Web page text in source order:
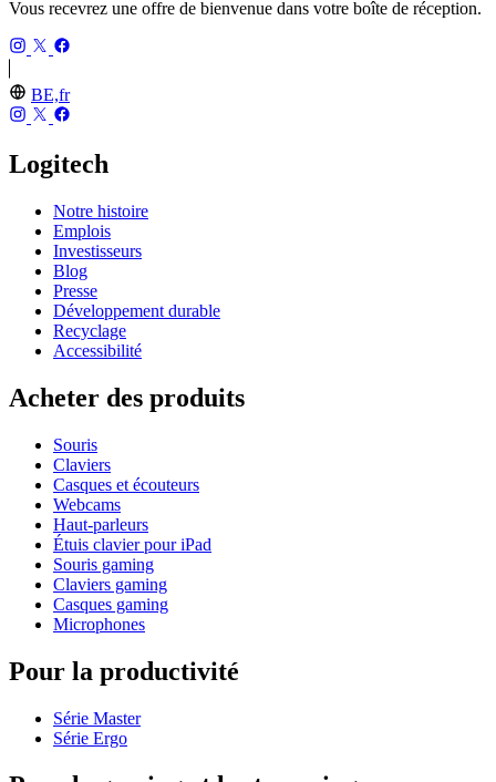
Vous recevrez une offre de bienvenue dans votre boîte de réception.
BE,fr
Logitech
Notre histoire
Emplois
Investisseurs
Blog
Presse
Développement durable
Recyclage
Accessibilité
Acheter des produits
Souris
Claviers
Casques et écouteurs
Webcams
Haut-parleurs
Étuis clavier pour iPad
Souris gaming
Claviers gaming
Casques gaming
Microphones
Pour la productivité
Série Master
Série Ergo